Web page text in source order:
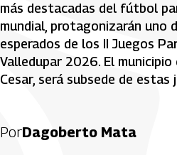
más destacadas del fútbol
mundial, protagonizarán uno
esperados de los II Juegos
Valledupar 2026. El municipio
Cesar, será subsede de estas
PorDagoberto Mata